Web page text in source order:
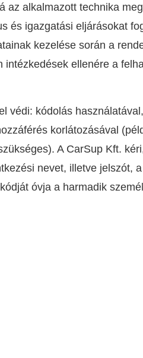
az alkalmazott technika
és igazgatási eljárásokat
kezelése során a
ellenére a
védi: kódolás
korlátozásával
A CarSup Kft.
nevet, illetve jelszót,
óvja a harmadik